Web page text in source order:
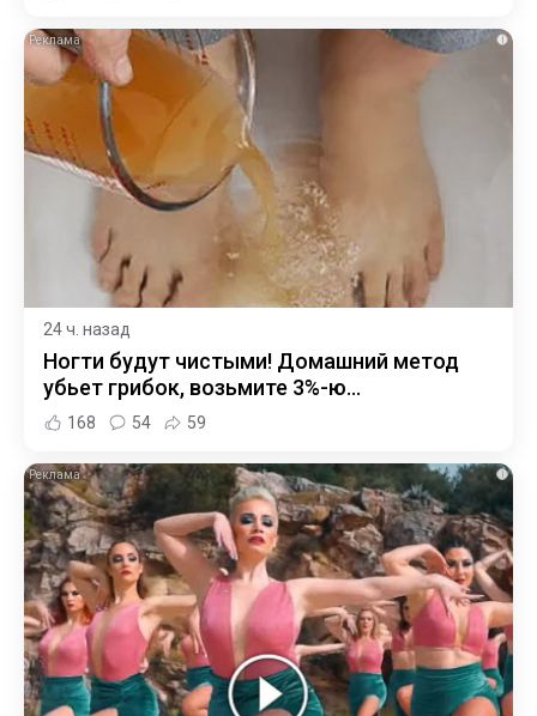
i
24 ч. назад
Ногти будут чистыми! Домашний метод
убьет грибок, возьмите 3%-ю…
168 54 59
i